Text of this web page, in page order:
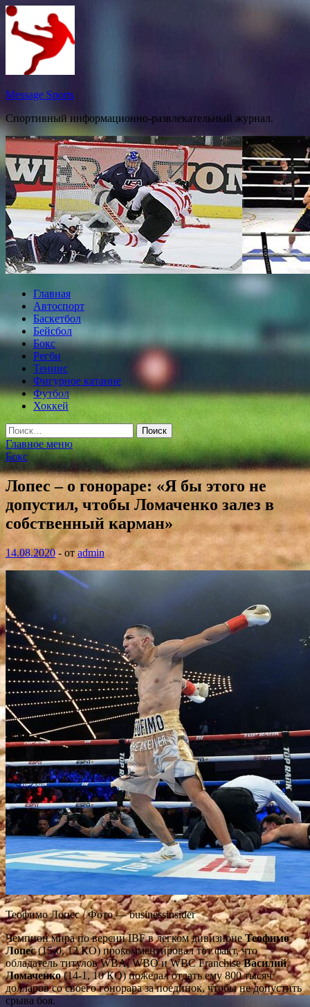
Перейти
содержимому
Message Sports
Спортивный информационно-развлекательный журнал.
Главная
Автоспорт
Баскетбол
Бейсбол
Бокс
Регби
Теннис
Фигурное катание
Футбол
Хоккей
Найти:
Главное меню
Бокс
Лопес – о гонораре: «Я бы этого не
допустил, чтобы Ломаченко залез в
собственный карман»
14.08.2020- от admin
Теофимо Лопес / Фото — businessinsider
Чемпион мира по версии IBF в легком дивизионеТеофимо
Лопес(15-0, 12 КО) прокомментировал тот факт, что
обладатель титулов WBA, WBO и WBC FranchiseВасилий
Ломаченко(14-1, 10 КО) пожелал отдать ему 800 тысяч
долларов со своего гонорара за поединок, чтобы не допустить
срыва боя.